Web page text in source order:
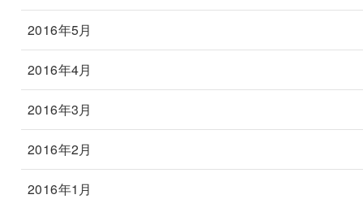
2016年5月
2016年4月
2016年3月
2016年2月
2016年1月